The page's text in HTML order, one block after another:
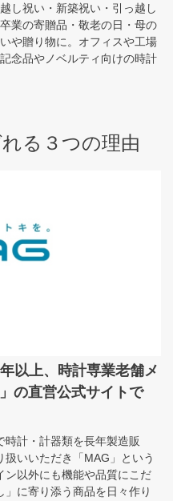
し祝い・新築祝い・引っ越し
業の寄贈品・敬老の日・母の
や贈り物に。オフィスや工場
念品やノベルティ向けの時計
る３つの理由
以上、時計専業老舗メ
の直営公式サイトで
時計・計器類を長年製造販
いいただき「MAG」という
ン以外にも機能や品質にこだ
に寄り添う商品を日々作り